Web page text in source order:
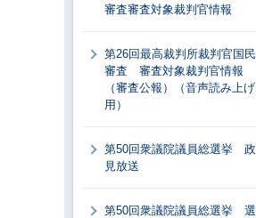
審査審査対象裁判官情報
第26回最高裁判所裁判官国民
審査 審査対象裁判官情報
（審査公報）（音声読み上げ
用）
第50回衆議院議員総選挙 政
見放送
第50回衆議院議員総選挙 選